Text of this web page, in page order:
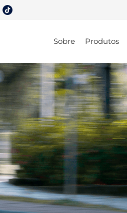
Sobre Produtos